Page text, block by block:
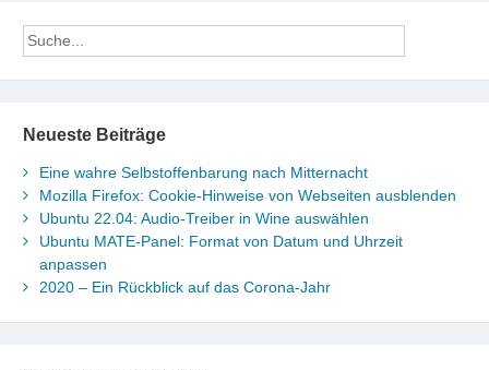
Neueste Beiträge
Eine wahre Selbstoffenbarung nach Mitternacht
Mozilla Firefox: Cookie-Hinweise von Webseiten ausblenden
Ubuntu 22.04: Audio-Treiber in Wine auswählen
Ubuntu MATE-Panel: Format von Datum und Uhrzeit
anpassen
2020 – Ein Rückblick auf das Corona-Jahr